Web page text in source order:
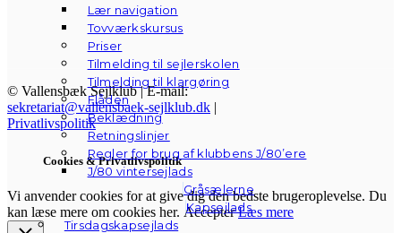
Lær navigation
Tovværkskursus
Priser
Tilmelding til sejlerskolen
Tilmelding til klargøring
Flåden
Beklædning
Retningslinjer
Regler for brug af klubbens J/80’ere
J/80 vintersejlads
Gråsælerne
Kapsejlads
Tirsdagskapsejlads
© Vallensbæk Sejlklub | E-mail:
sekretariat@vallensbaek-sejlklub.dk |
Privatlivspolitik
Cookies & Privatlivspolitik
Vi anvender cookies for at give dig den bedste brugeroplevelse. Du
kan læse mere om cookies her. Accepter Læs mere